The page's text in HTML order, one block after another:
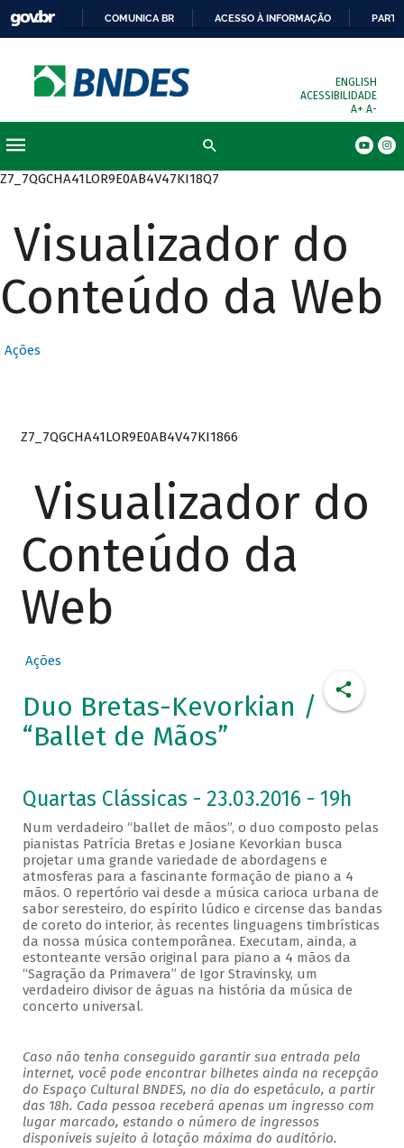
COMUNICA BR ACESSO À INFORMAÇÃO
ENGLISH
ACESSIBILIDADE
A+ A-
Z7_7QGCHA41LOR9E0AB4V47KI18Q7
Visualizador do
Conteúdo da Web
Ações
Z7_7QGCHA41LOR9E0AB4V47KI1866
Visualizador do
Conteúdo da
Web
Ações
Duo Bretas-Kevorkian /
“Ballet de Mãos”
Quartas Clássicas - 23.03.2016 - 19h
Num verdadeiro “ballet de mãos”, o duo composto pelas
pianistas Patrícia Bretas e Josiane Kevorkian busca
projetar uma grande variedade de abordagens e
atmosferas para a fascinante formação de piano a 4
mãos. O repertório vai desde a música carioca urbana de
sabor seresteiro, do espírito lúdico e circense das bandas
de coreto do interior, às recentes linguagens timbrísticas
da nossa música contemporânea. Executam, ainda, a
estonteante versão original para piano a 4 mãos da
“Sagração da Primavera” de Igor Stravinsky, um
verdadeiro divisor de águas na história da música de
concerto universal.
Caso não tenha conseguido garantir sua entrada pela
internet, você pode encontrar bilhetes ainda na recepção
do Espaço Cultural BNDES, no dia do espetáculo, a partir
das 18h. Cada pessoa receberá apenas um ingresso com
lugar marcado, estando o número de ingressos
disponíveis sujeito à lotação máxima do auditório.